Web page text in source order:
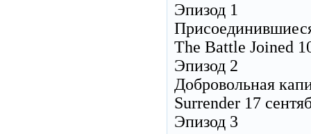
Эпизод 1
The Battle Joined
Эпизод 2
Добровольная
Surrender 17
Эпизод 3